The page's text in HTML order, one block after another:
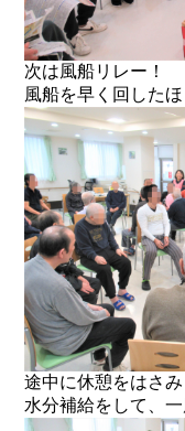
次は風船リレー！
風船を早く回したほ
途中に休憩をはさみ
水分補給をして、